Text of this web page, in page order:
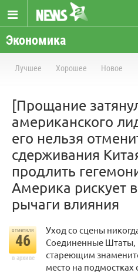
Экономика
Лучшее Хорошее Новое
[Прощание
американского
его нельзя
сдерживания
продлить
Америка рискует
рычаги влияния
отметили
46
в архиве
Уход со сцены
Соединенные
стареющим
место на